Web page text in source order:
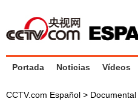
Portada Noticias Vídeos
CCTV.com Español > Documental